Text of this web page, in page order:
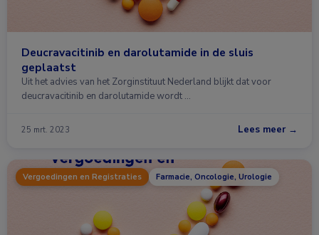
Deucravacitinib en darolutamide in de sluis
geplaatst
Uit het advies van het Zorginstituut Nederland blijkt dat voor
deucravacitinib en darolutamide wordt …
25 mrt. 2023 Lees meer →
Vergoedingen en Registraties Farmacie, Oncologie, Urologie